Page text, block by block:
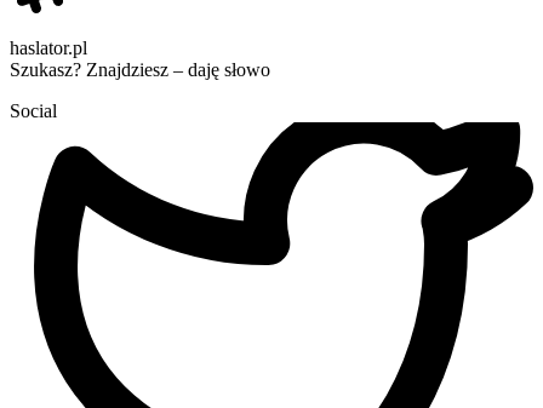
haslator.pl
Szukasz? Znajdziesz – daję słowo
Social